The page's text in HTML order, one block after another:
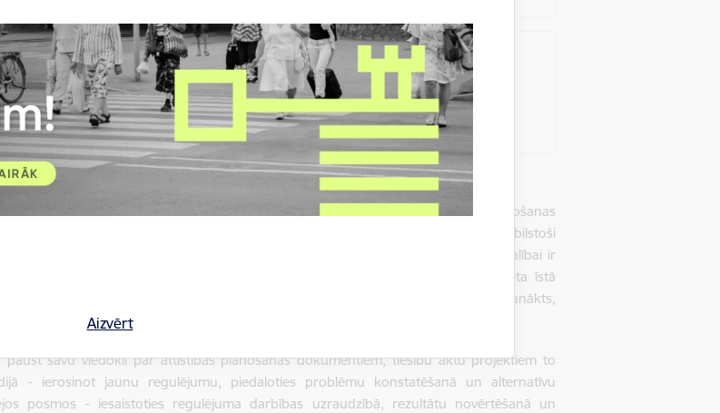
Aizvērt
Brīvprātīgais darbs
Skatīt vairāk
Parakstu vākšana
Skatīt vairāk
iedzīvotāju, sabiedrības un nevalstisko organizāciju iesaistīšanās politikas veidošanas
mērķis ir nodrošināt, lai publiskās pārvaldes pieņemtie lēmumi būtu atbilstoši
savlaicīgi izskaidroti un saprotami tiem, uz kuriem tie attieksies. Sabiedrības līdzdalībai ir
vērsti uz regulējuma kvalitātes uzlabošanu – šajā procesā tiek identificēta īstā
alternatīvas, savlaicīgi atklātas iespējamās regulējuma "blaknes", kā arī panākts,
paust savu viedokli par attīstības plānošanas dokumentiem, tiesību aktu projektiem to
- ierosinot jaunu regulējumu, piedaloties problēmu konstatēšanā un alternatīvu
posmos - iesaistoties regulējuma darbības uzraudzībā, rezultātu novērtēšanā un